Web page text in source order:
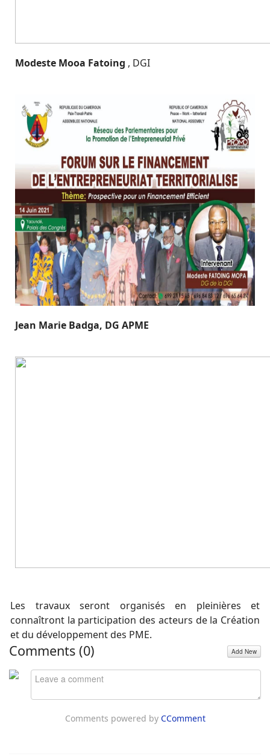
Modeste Mooa Fatoing , DGI
Jean Marie Badga, DG APME
Les travaux seront organisés en pleinières et
connaîtront la participation des acteurs de la Création
et du développement des PME.
Comments (0) Add New
Comments powered by CComment